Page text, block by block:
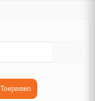
Toepassen